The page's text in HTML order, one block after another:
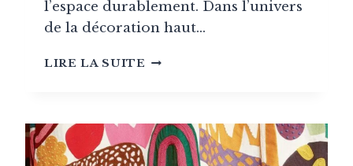
l’espace durablement. Dans l’univers
de la décoration haut…
LIRE LA SUITE LIN,
POURQUOI
LES
MATIÈRES